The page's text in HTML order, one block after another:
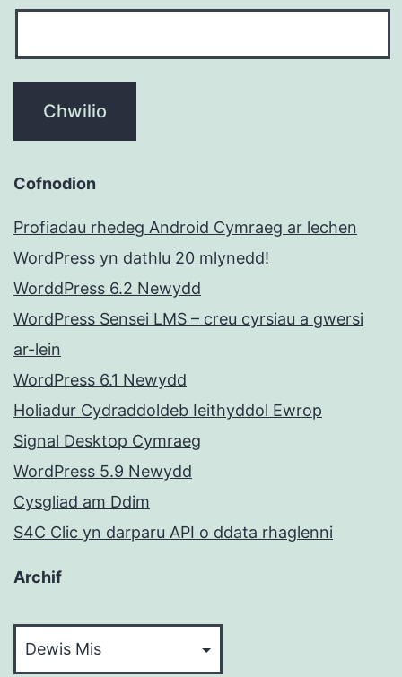
Cofnodion
Profiadau rhedeg Android Cymraeg ar lechen
WordPress yn dathlu 20 mlynedd!
WorddPress 6.2 Newydd
WordPress Sensei LMS – creu cyrsiau a gwersi
ar-lein
WordPress 6.1 Newydd
Holiadur Cydraddoldeb Ieithyddol Ewrop
Signal Desktop Cymraeg
WordPress 5.9 Newydd
Cysgliad am Ddim
S4C Clic yn darparu API o ddata rhaglenni
Archif